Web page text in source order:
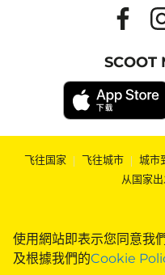
使用網站即表示您同意我
及根據我們的Cookie
SCOOT
飞往国家 | 飞往城市 | 城市
从国家